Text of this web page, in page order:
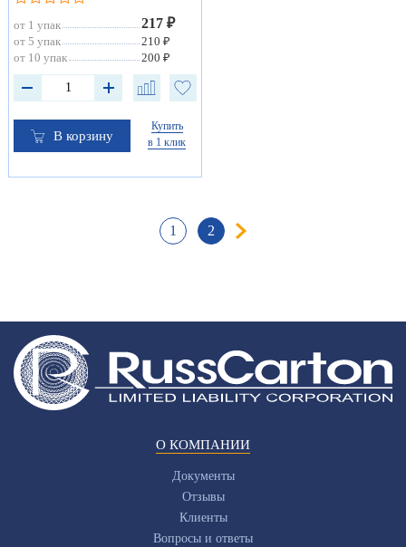
от 1 упак 217 ₽
от 5 упак
210 ₽
от 10 упак
200 ₽
В корзину
Купить
в 1 клик
1 2
О КОМПАНИИ
Документы
Отзывы
Клиенты
Вопросы и ответы